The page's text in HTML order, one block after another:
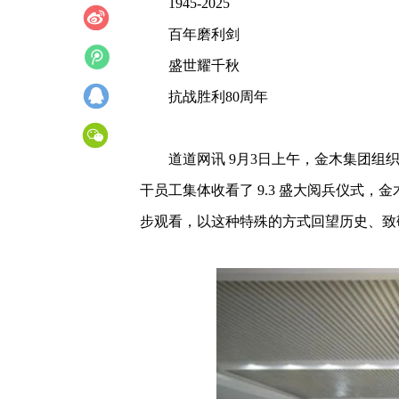
1945-2025
百年磨利剑
盛世耀千秋
抗战胜利80周年
道道网讯 9月3日上午，金木集团组
干员工集体收看了 9.3 盛大阅兵仪式，
步观看，以这种特殊的方式回望历史、